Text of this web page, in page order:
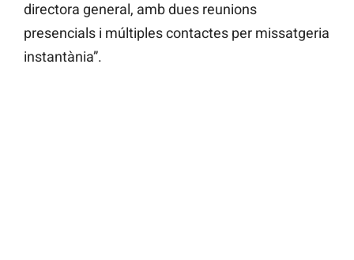
directora general, amb dues reunions
presencials i múltiples contactes per missatgeria
instantània”.